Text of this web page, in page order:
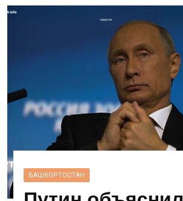
БАШКОРТОСТАН